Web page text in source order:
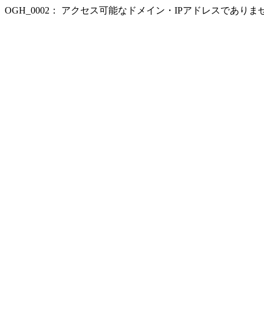
OGH_0002： アクセス可能なドメイン・IPアドレスでありま